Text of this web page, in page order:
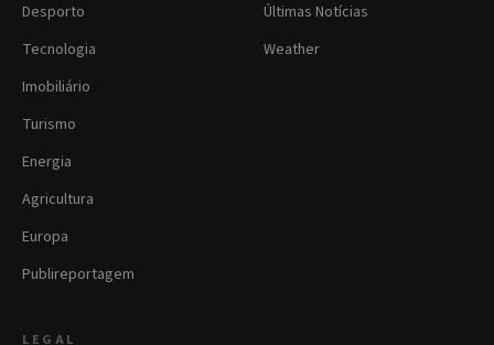
Desporto
Tecnologia
Imobiliário
Turismo
Energia
Agricultura
Europa
Publireportagem
Últimas Notícias
Weather
LEGAL